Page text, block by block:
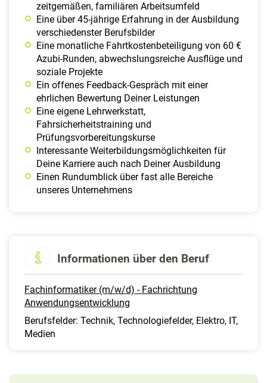
zeitgemäßen, familiären Arbeitsumfeld
Eine über 45-jährige Erfahrung in der Ausbildung
verschiedenster Berufsbilder
Eine monatliche Fahrtkostenbeteiligung von 60 €
Azubi-Runden, abwechslungsreiche Ausflüge und
soziale Projekte
Ein offenes Feedback-Gespräch mit einer
ehrlichen Bewertung Deiner Leistungen
Eine eigene Lehrwerkstatt,
Fahrsicherheitstraining und
Prüfungsvorbereitungskurse
Interessante Weiterbildungsmöglichkeiten für
Deine Karriere auch nach Deiner Ausbildung
Einen Rundumblick über fast alle Bereiche
unseres Unternehmens
Informationen über den Beruf
Fachinformatiker (m/w/d) - Fachrichtung
Anwendungsentwicklung
Berufsfelder: Technik, Technologiefelder, Elektro, IT,
Medien